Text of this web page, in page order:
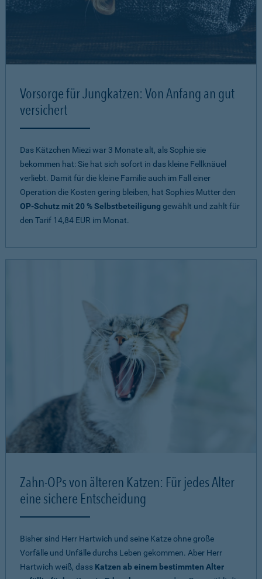
Vorsorge für Jungkatzen: Von Anfang an gut
versichert
Das Kätzchen Miezi war 3 Monate alt, als Sophie sie
bekommen hat: Sie hat sich sofort in das kleine Fellknäuel
verliebt. Damit für die kleine Familie auch im Fall einer
Operation die Kosten gering bleiben, hat Sophies Mutter den
OP-Schutz mit 20 % Selbstbeteiligung gewählt und zahlt für
den Tarif 14,84 EUR im Monat.
Zahn-OPs von älteren Katzen: Für jedes Alter
eine sichere Entscheidung
Bisher sind Herr Hartwich und seine Katze ohne große
Vorfälle und Unfälle durchs Leben gekommen. Aber Herr
Hartwich weiß, dass Katzen ab einem bestimmten Alter